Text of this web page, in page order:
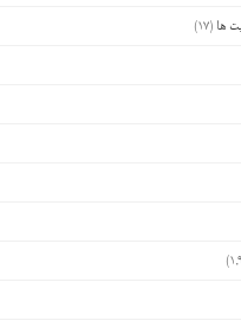
ها (17)